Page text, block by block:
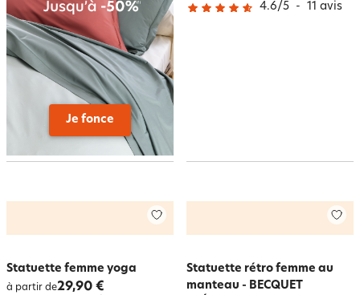
4.6/5 - 11 avis
Statuette femme yoga
à partir de29,90 €
Statuette rétro femme au
manteau - BECQUET
Je fonce